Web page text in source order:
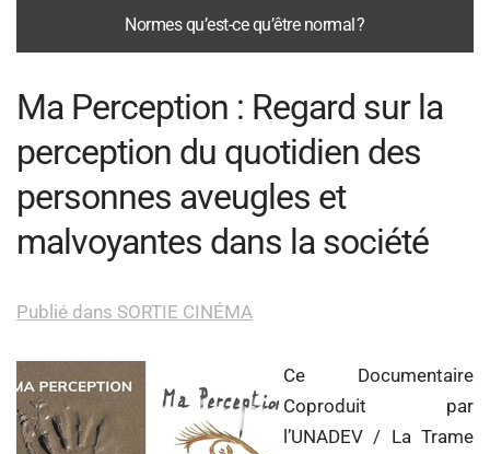
Normes qu’est-ce qu’être normal ?
Ma Perception : Regard sur la
perception du quotidien des
personnes aveugles et
malvoyantes dans la société
Publié dans SORTIE CINÉMA
Ce Documentaire
Coproduit par
l’UNADEV / La Trame